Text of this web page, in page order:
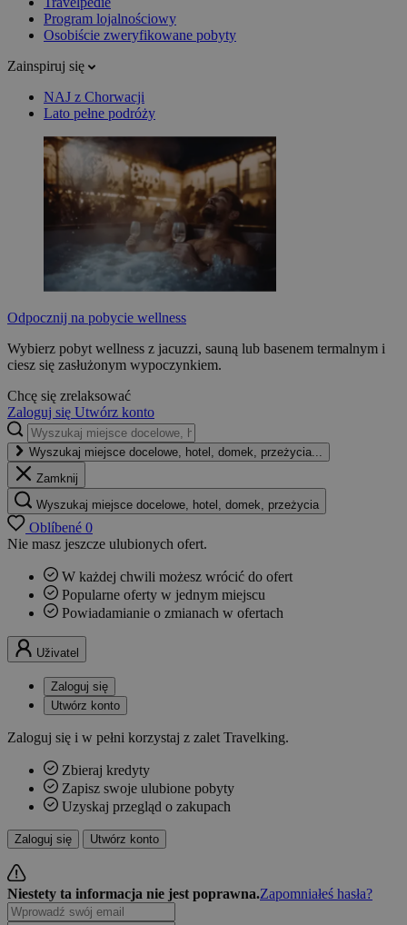
Program lojalnościowy
Osobiście zweryfikowane pobyty
Zainspiruj się
NAJ z Chorwacji
Lato pełne podróży
Odpocznij na pobycie wellness
Wybierz pobyt wellness z jacuzzi, sauną lub basenem termalnym i
ciesz się zasłużonym wypoczynkiem.
Chcę się zrelaksować
Zaloguj się Utwórz konto
Wyszukaj miejsce docelowe, hotel, domek, przeżycia...
Zamknij
Wyszukaj miejsce docelowe, hotel, domek, przeżycia
Oblíbené 0
Nie masz jeszcze ulubionych ofert.
W każdej chwili możesz wrócić do ofert
Popularne oferty w jednym miejscu
Powiadamianie o zmianach w ofertach
Uživatel
Zaloguj się
Utwórz konto
Zaloguj się i w pełni korzystaj z zalet Travelking.
Zbieraj kredyty
Zapisz swoje ulubione pobyty
Uzyskaj przegląd o zakupach
Zaloguj się Utwórz konto
Niestety ta informacja nie jest poprawna.Zapomniałeś hasła?